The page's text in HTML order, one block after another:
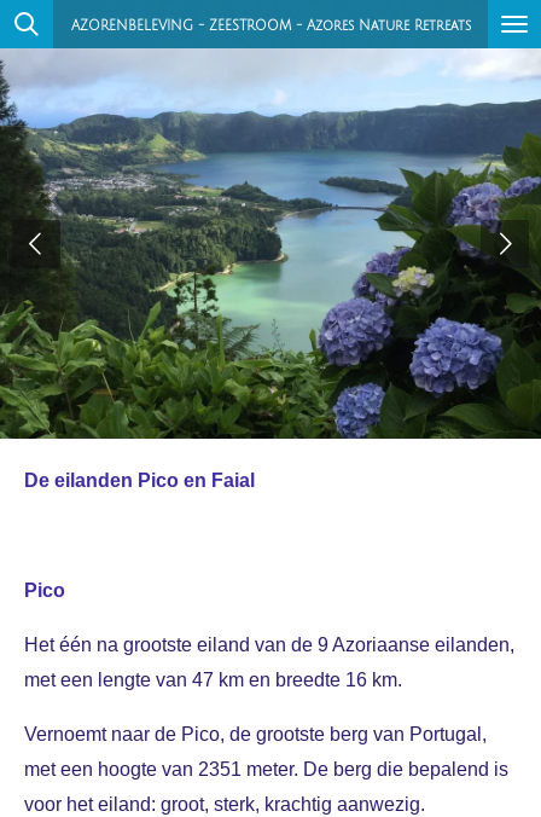
Ga
naar
de
hoofdinhoud
AZORENBELEVING - ZEESTROOM - Azores Nature Retreats
De eilanden Pico en Faial
Pico
Hetéén na grootste eiland van de 9 Azoriaanse eilanden,
met een lengte van 47 km en breedte 16 km.
Vernoemt naar de Pico, de grootste berg van Portugal,
met een hoogte van 2351 meter. De berg die bepalend is
voor het eiland: groot, sterk, krachtig aanwezig.